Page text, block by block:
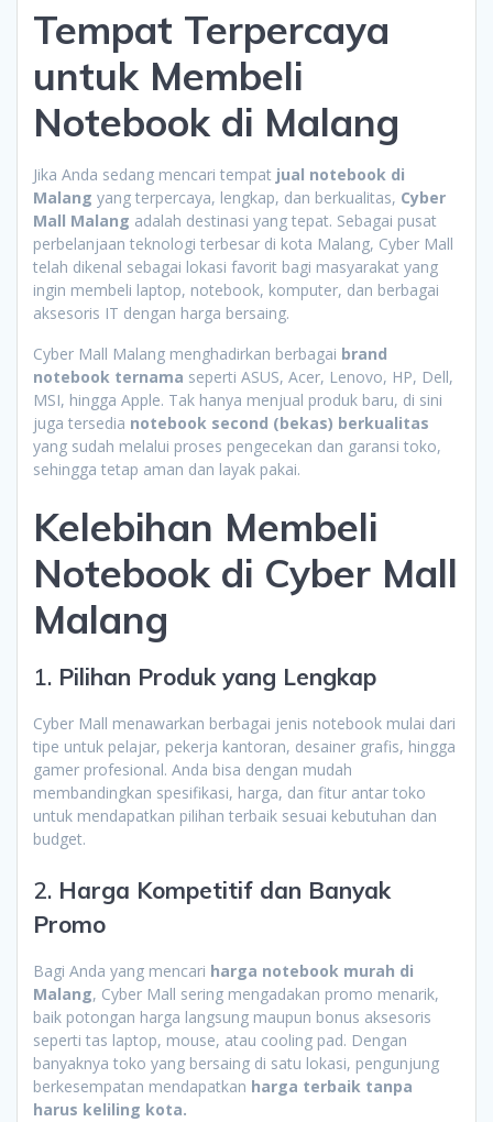
Tempat Terpercaya
untuk Membeli
Notebook di Malang
Jika Anda sedang mencari tempat jual notebook di
Malang yang terpercaya, lengkap, dan berkualitas, Cyber
Mall Malang adalah destinasi yang tepat. Sebagai pusat
perbelanjaan teknologi terbesar di kota Malang, Cyber Mall
telah dikenal sebagai lokasi favorit bagi masyarakat yang
ingin membeli laptop, notebook, komputer, dan berbagai
aksesoris IT dengan harga bersaing.
Cyber Mall Malang menghadirkan berbagai brand
notebook ternama seperti ASUS, Acer, Lenovo, HP, Dell,
MSI, hingga Apple. Tak hanya menjual produk baru, di sini
juga tersedia notebook second (bekas) berkualitas
yang sudah melalui proses pengecekan dan garansi toko,
sehingga tetap aman dan layak pakai.
Kelebihan Membeli
Notebook di Cyber Mall
Malang
1. Pilihan Produk yang Lengkap
Cyber Mall menawarkan berbagai jenis notebook mulai dari
tipe untuk pelajar, pekerja kantoran, desainer grafis, hingga
gamer profesional. Anda bisa dengan mudah
membandingkan spesifikasi, harga, dan fitur antar toko
untuk mendapatkan pilihan terbaik sesuai kebutuhan dan
budget.
2. Harga Kompetitif dan Banyak
Promo
Bagi Anda yang mencari harga notebook murah di
Malang, Cyber Mall sering mengadakan promo menarik,
baik potongan harga langsung maupun bonus aksesoris
seperti tas laptop, mouse, atau cooling pad. Dengan
banyaknya toko yang bersaing di satu lokasi, pengunjung
berkesempatan mendapatkan harga terbaik tanpa
harus keliling kota.